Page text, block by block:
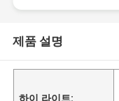
제품 설명
하이 라이트: